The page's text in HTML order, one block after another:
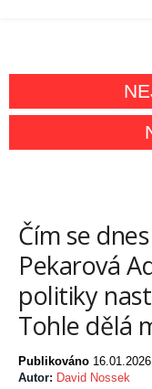
Čím se
Pekarová
politiky
Tohle dělá
Publikováno 16.01.2026
Autor: David Nossek